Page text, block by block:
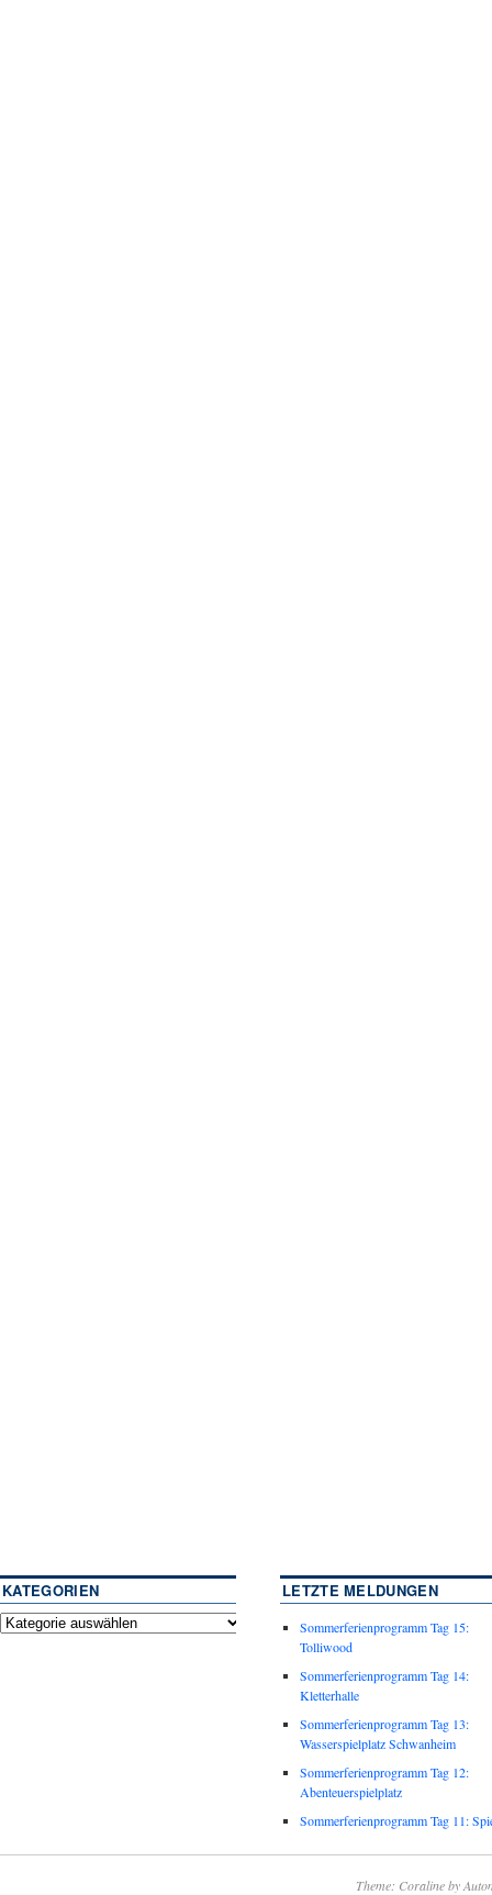
KATEGORIEN LETZTE MELDUNGEN
Sommerferienprogramm Tag 15:
Tolliwood
Sommerferienprogramm Tag 14:
Kletterhalle
Sommerferienprogramm Tag 13:
Wasserspielplatz Schwanheim
Sommerferienprogramm Tag 12:
Abenteuerspielplatz
Sommerferienprogramm Tag 11:
Theme: Coraline by